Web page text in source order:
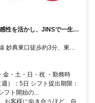
性を活かし、JINSで一生モ
妙典東口徒歩約3分、東京
分 東京メトロ東西線東口よ
金・土・日・祝 ・勤務時
）：5日 シフト提出期限：
フト開始の...
お客様に向き合うほど、自